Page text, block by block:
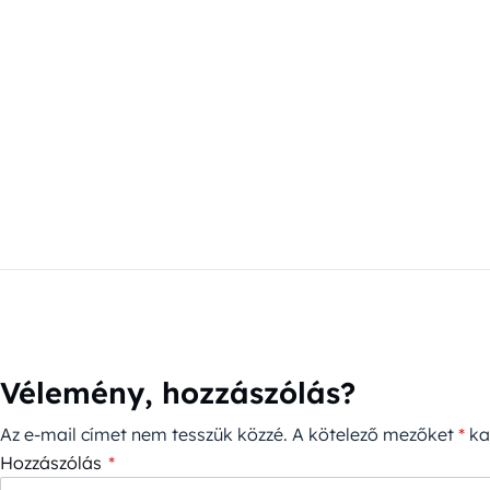
Vélemény, hozzászólás?
Az e-mail címet nem tesszük közzé. A kötelező mezőket *
Hozzászólás *